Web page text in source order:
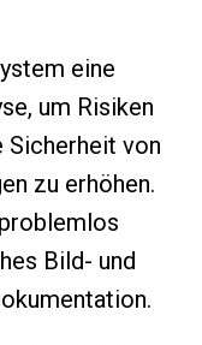
eine
um Risiken
Sicherheit von
zu erhöhen.
Bild- und